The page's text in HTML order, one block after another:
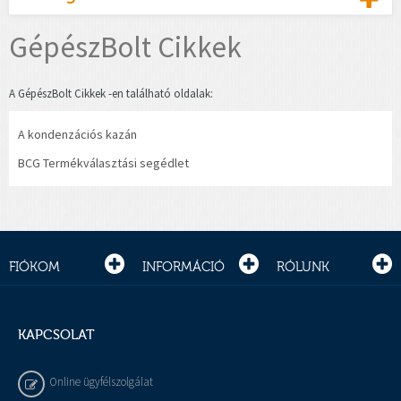
GépészBolt Cikkek
A GépészBolt Cikkek -en található oldalak:
A kondenzációs kazán
BCG Termékválasztási segédlet
FIÓKOM INFORMÁCIÓ RÓLUNK
KAPCSOLAT
Online ügyfélszolgálat